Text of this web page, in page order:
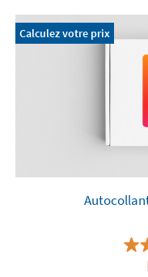
Calculez votre prix